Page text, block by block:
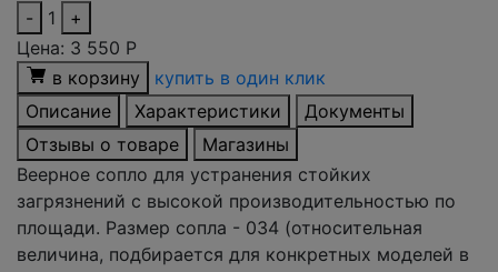
-
1
+
Цена: 3 550 Р
в корзину
купить в один клик
Описание
Характеристики
Документы
Отзывы о товаре
Магазины
Веерное сопло для устранения стойких
загрязнений с высокой производительностью по
площади. Размер сопла - 034 (относительная
величина, подбирается для конкретных моделей в